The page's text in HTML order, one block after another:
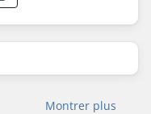
Montrer plus